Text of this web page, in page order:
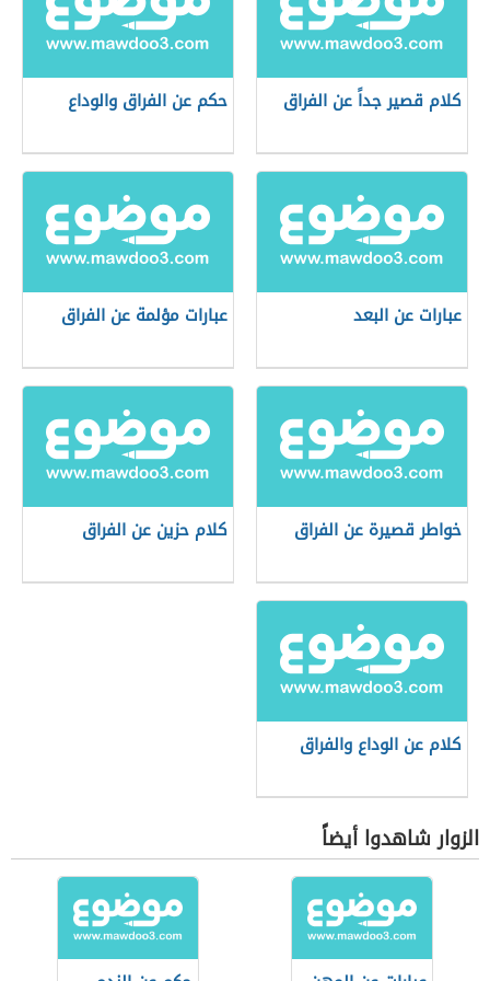
كلام قصير جداً عن الفراق حكم عن الفراق والوداع
عبارات عن البعد عبارات مؤلمة عن الفراق
خواطر قصيرة عن الفراق كلام حزين عن الفراق
كلام عن الوداع والفراق
الزوار شاهدوا أيضاً